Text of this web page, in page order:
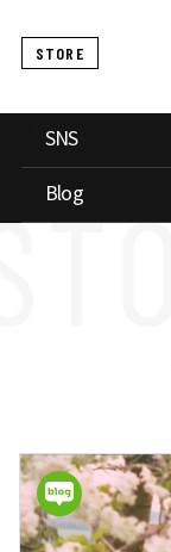
STORE
SNS
Blog